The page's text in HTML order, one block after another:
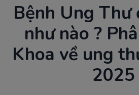
Bệnh Ung Thư
như nào ?
Khoa về ung
2025